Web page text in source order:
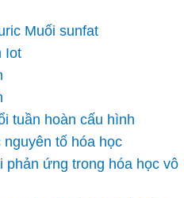
Muối sunfat
Iot
tuần hoàn cấu hình
tố hóa học
phản ứng trong hóa học vô